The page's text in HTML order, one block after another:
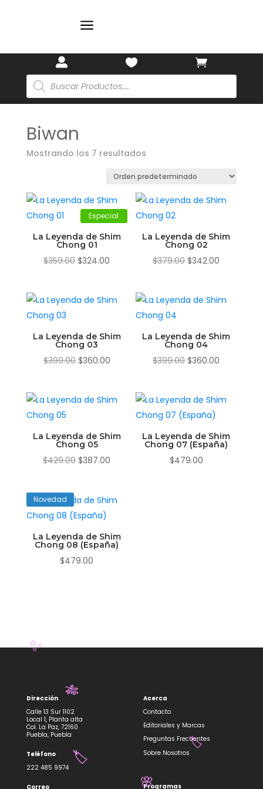
a
 

Búsqueda
de
productos
Biwan
Mostrando los 7 resultados
Especial
La Leyenda de Shim
Chong 01
$359.00El
era:
$324.00
actual
es:
$324.00.
La Leyenda de Shim
Chong 02
$379.00 El
era:
$342.00
es:
La Leyenda de Shim
Chong 03
$399.00 El
era:
$360.00El
actual
es:
$360.00.
La Leyenda de Shim
Chong 04
$399.00 El
era:
$399.00.
$360.00
es:
La Leyenda de Shim
Chong 05
$429.00El
era:
$429.00.
$387.00
es:
La Leyenda de Shim
Chong 07 (España)
$479.00
Novedad
La Leyenda de Shim
Chong 08 (España)
$479.00
Dirección
Calle 13 Sur 1102
Local 1, Planta alta
Col. La Paz, 72160
Puebla, Puebla
Teléfono
222 485 9974
Correo
Acerca
Contacto
Editoriales y Marcas
Preguntas Frecuentes
Sobre Nosotros
Programas
🎋